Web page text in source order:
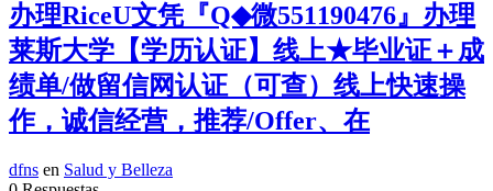
办理RiceU文凭『Q◆微551190476』办理
莱斯大学【学历认证】线上★毕业证＋成
绩单/做留信网认证（可查）线上快速操
作，诚信经营，推荐/Offer、在
dfns en Salud y Belleza